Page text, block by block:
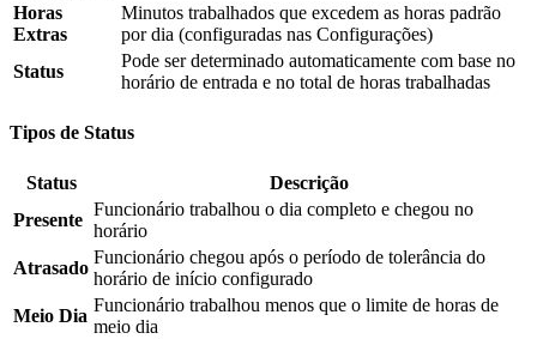
Horas
Extras
Minutos trabalhados que excedem as horas padrão
por dia (configuradas nas Configurações)
Status
Pode ser determinado automaticamente com base no
horário de entrada e no total de horas trabalhadas
Tipos de Status
Status
Descrição
Presente
Funcionário trabalhou o dia completo e chegou no
horário
Atrasado
Funcionário chegou após o período de tolerância do
horário de início configurado
Meio Dia
Funcionário trabalhou menos que o limite de horas de
meio dia